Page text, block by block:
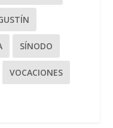
SÍNODO
VOCACIONES